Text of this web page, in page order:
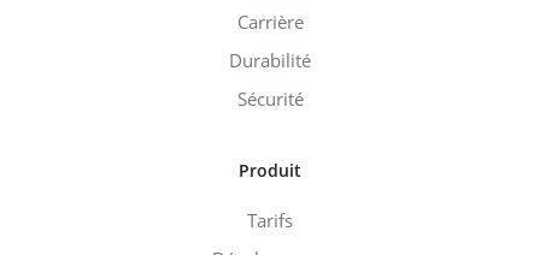
Carrière
Durabilité
Sécurité
Produit
Tarifs